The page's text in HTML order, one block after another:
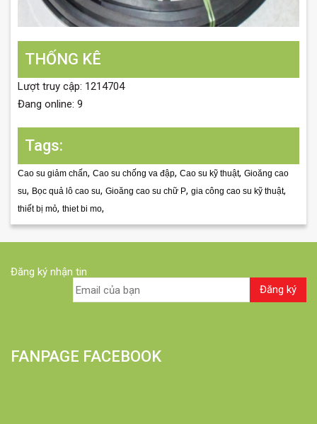
THỐNG KÊ
Lượt truy cập: 1214704
Đang online: 9
Tags:
Cao su giảm chấn, Cao su chống va đập, Cao su kỹ thuật, Gioăng cao
su, Bọc quả lô cao su, Gioăng cao su chữ P, gia công cao su kỹ thuật,
thiết bị mỏ, thiet bi mo,
Đăng ký nhận tin
FANPAGE FACEBOOK